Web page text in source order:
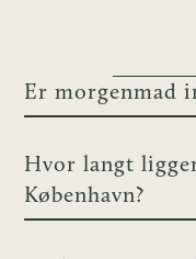
Er morgenmad
Hvor langt
København?